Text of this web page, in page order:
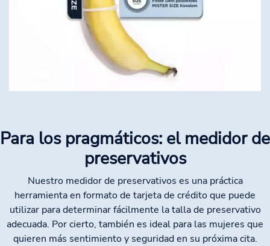
Para los pragmáticos: el medidor de
preservativos
Nuestro medidor de preservativos es una práctica
herramienta en formato de tarjeta de crédito que puede
utilizar para determinar fácilmente la talla de preservativo
adecuada. Por cierto, también es ideal para las mujeres que
quieren más sentimiento y seguridad en su próxima cita.